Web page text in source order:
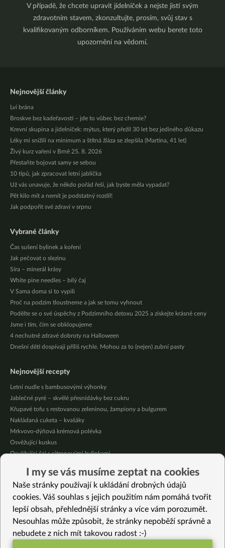
V případě, že chcete upravit jídelníček a nejste jistí svým
zdravotním stavem, zkonzultujte, prosím, svůj stav s
kvalifikovaným odborníkem. Používáním webu berete toto
upozornění na vědomí.
Nejnovější články
Lví brána
Broskve bez kadeřavosti – jde to vůbec bez chemie?
Krevní skupina a jídelníček: mýtus, který přežil 30 let bez jediného důkazu
Léky mi snížili na minimum a štítná žláza se zlepšila (Martina, 41 let)
Živý kurz vaření v Brně 25. 8. 2026
Přestaňte bojovat samy se sebou
10 tipů, jak zpracovat letní jablíčka
Už vás unavuje, že někdo pořád řeší, jak byste měla vypadat?
Pět kilo mít a nemít je podstatný rozdíl!
Jak podpořit své zdraví v srpnu
Vybrané články
Čas sušení bylinek a koření
Jak pečovat o slezinu
Síra – minerál krásy
White pine needles – bílý čaj
V Sama doma si to vypili
Proč na podzim tloustneme a jak se tomu vyhnout
Podělte se o své úspěchy z Podzimního detoxu 2025 a získejte krásné ceny
Jsme i tím, čím se obklopujeme
4 nechutně zdravé dobroty na Halloween
Dnešní děti dospívají příliš rychle. Mohou za to (nejen) zubní pasty
Nejnovější recepty
Letní nudle s bambusovými výhonky
Jablečné pyré – skvělé přesnídávky bez cukru
Křupavé tofu s restovanou zeleninou, žampiony a bulgurem
Nakládaná cuketa – kvašáky
Mrkvovo-dýňová krémová polévka
Osvěžující kuskus
Osvěžující čaj s citronovými bylinkami
Čokoládové muffiny s mangovým krémem
Meruňky a jablka v citrónovém želé
Vybrané recepty
Hustá zeleninová polévka s obilovinou
I my se vás musíme zeptat na cookies
Naše stránky používají k ukládání drobných údajů
cookies. Váš souhlas s jejich použitím nám pomáhá tvořit
lepší obsah, přehlednější stránky a více vám porozumět.
Nesouhlas může způsobit, že stránky nepoběží správně a
nebudete z nich mít takovou radost :-)